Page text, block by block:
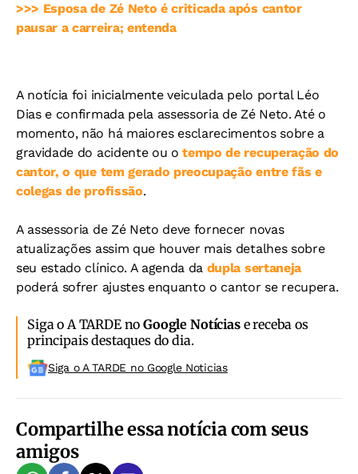
>>> Esposa de Zé Neto é criticada após cantor
pausar a carreira; entenda
A notícia foi inicialmente veiculada pelo portal Léo
Dias e confirmada pela assessoria de Zé Neto. Até o
momento, não há maiores esclarecimentos sobre a
gravidade do acidente ou otempo de recuperação do
cantor, o que tem gerado preocupação entre fãs e
colegas de profissão.
A assessoria de Zé Neto deve fornecer novas
atualizações assim que houver mais detalhes sobre
seu estado clínico. A agenda da dupla sertaneja
poderá sofrer ajustes enquanto o cantor se recupera.
Siga o A TARDE noGoogle Notíciase receba os
principais destaques do dia.
Siga o A TARDE no Google Noticias
Compartilhe essa notícia com seus
amigos